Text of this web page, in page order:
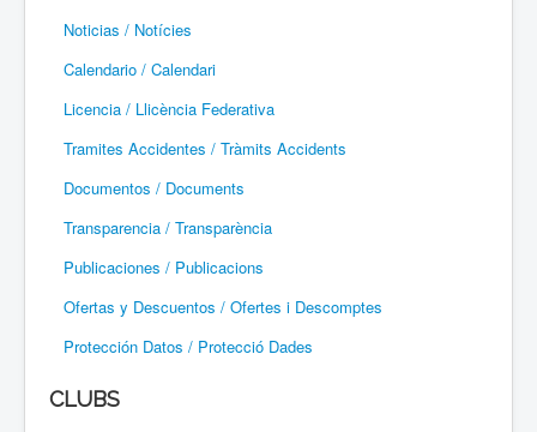
Parapente / Parapent
Ultraligeros / Ultralleugers
Vuelo Con Motor / Vol Amb Motor
Noticias / Notícies
Calendario / Calendari
Licencia / Llicència Federativa
Tramites Accidentes / Tràmits Accidents
Documentos / Documents
Transparencia / Transparència
Publicaciones / Publicacions
Ofertas y Descuentos / Ofertes i Descomptes
Protección Datos / Protecció Dades
CLUBS